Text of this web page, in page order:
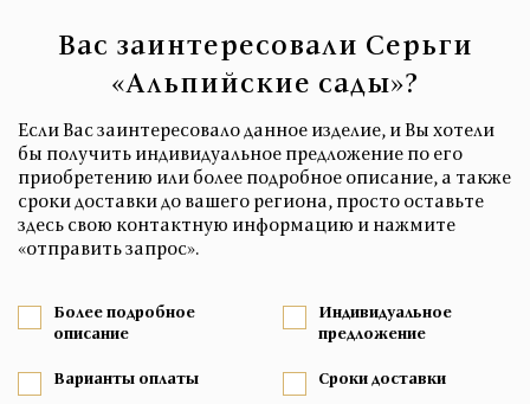
Вас заинтересовали Серьги
«Альпийские сады»?
Если Вас заинтересовало данное изделие, и Вы хотели
бы получить индивидуальное предложение по его
приобретению или более подробное описание, а также
сроки доставки до вашего региона, просто оставьте
здесь свою контактную информацию и нажмите
«отправить запрос».
Более подробное
описание
Индивидуальное
предложение
Варианты оплаты Сроки доставки